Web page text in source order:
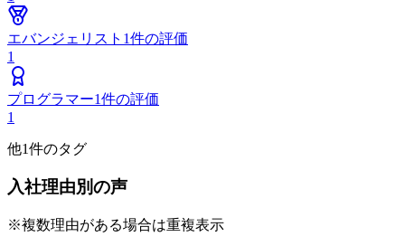
エバンジェリスト 1件の評価
1
プログラマー1件の評価
1
他1件のタグ
入社理由別の声
※複数理由がある場合は重複表示